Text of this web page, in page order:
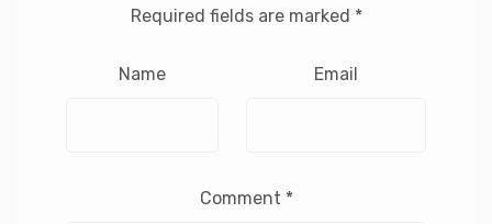
Required fields are marked *
Name Email
Comment *